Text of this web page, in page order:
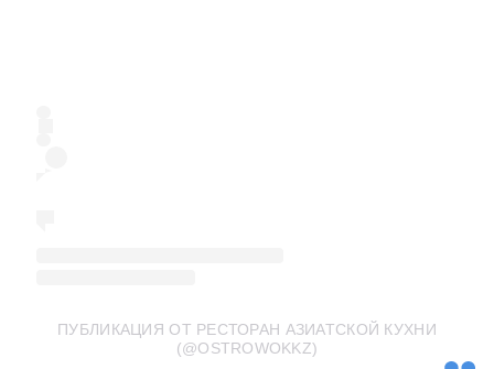
ПУБЛИКАЦИЯ ОТ РЕСТОРАН АЗИАТСКОЙ КУХНИ
(@OSTROWOKKZ)